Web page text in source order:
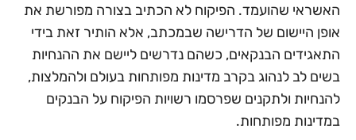
האשראי שהועמד. הפיקוח לא הכתיב בצורה מפורשת את
אופן היישום של הדרישה שבמכתב, אלא הותיר זאת בידי
התאגידים הבנקאים, כשהם נדרשים ליישם את ההנחיות
בשים לב לנהוג בקרב מדינות מפותחות בעולם ולהמלצות,
להנחיות ולתקנים שפרסמו רשויות הפיקוח על הבנקים
במדינות מפותחות.